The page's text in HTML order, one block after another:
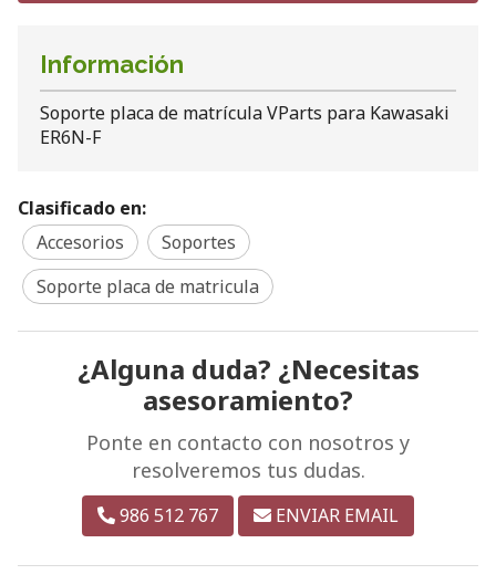
Información
Soporte placa de matrícula VParts para Kawasaki
ER6N-F
Clasificado en:
Accesorios
Soportes
Soporte placa de matricula
¿Alguna duda? ¿Necesitas
asesoramiento?
Ponte en contacto con nosotros y
resolveremos tus dudas.
986 512 767 ENVIAR EMAIL